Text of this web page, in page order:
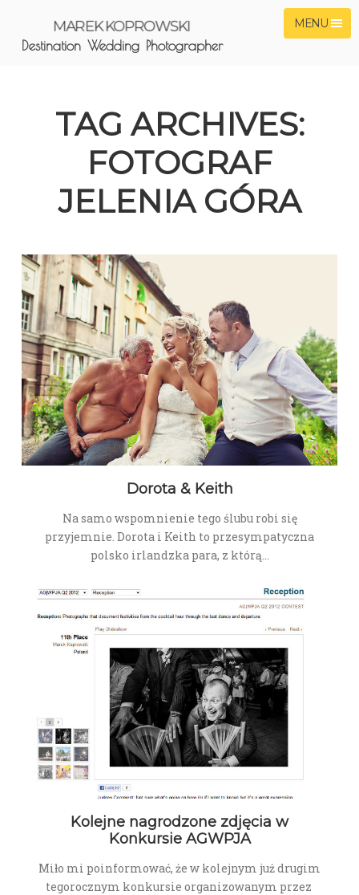
MENU
MAREK KOPROWSKI
Destination Wedding Photographer
TAG ARCHIVES:
FOTOGRAF
JELENIA GÓRA
Dorota & Keith
Na samo wspomnienie tego ślubu robi się
przyjemnie. Dorota i Keith to przesympatyczna
polsko irlandzka para, z którą…
Kolejne nagrodzone zdjęcia w
Konkursie AGWPJA
Miło mi poinformować, że w kolejnym już drugim
tegorocznym konkursie organizowanym przez